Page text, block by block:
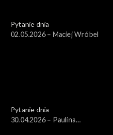
Pytanie dnia
02.05.2026 – Maciej Wróbel
Pytanie dnia
30.04.2026 – Paulina